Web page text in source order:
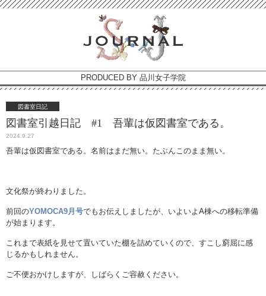
PRODUCED BY 品川女子学院
図書室日記
図書室引越日記 #1 吾輩は仮図書室である。
2024.9.27
吾輩は仮図書室である。名前はまだ無い。たぶんこのまま無い。
文化祭が終わりました。
前回のYOMOCA9月号でもお伝えしましたが、いよいよA棟への移転準備
が始まります。
これまで表紙を見せて置いていた棚を詰めていくので、すこし窮屈に感
じるかもしれません。
ご不便おかけしますが、しばらくご容赦ください。